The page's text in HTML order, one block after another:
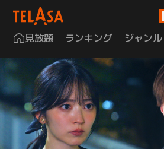
見放題 ランキング ジャンル